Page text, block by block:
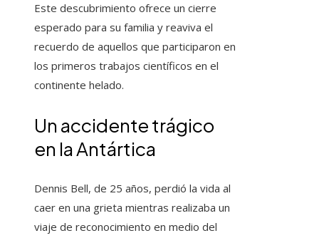
Este descubrimiento ofrece un cierre
esperado para su familia y reaviva el
recuerdo de aquellos que participaron en
los primeros trabajos científicos en el
continente helado.
Un accidente trágico
en la Antártica
Dennis Bell, de 25 años, perdió la vida al
caer en una grieta mientras realizaba un
viaje de reconocimiento en medio del